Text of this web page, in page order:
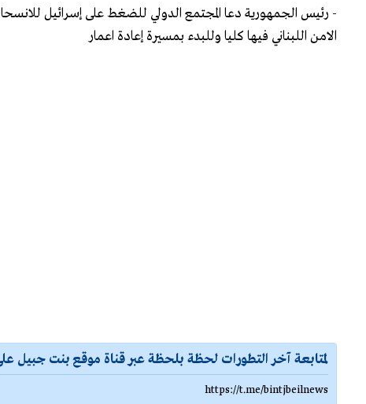
- رئيس الجمهورية دعا المجتمع الدولي للضغط على إسرائيل
الامن اللبناني فيها كليا وللبدء بمسيرة إعادة اعمار
لمتابعة آخر التطورات لحظة بلحظة عبر قناة موقع بنت جبيل
https://t.me/bintjbeilnews